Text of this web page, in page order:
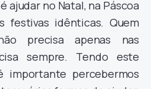
ajudar no Natal, na Páscoa
festivas idênticas. Quem
precisa apenas nas
sempre. Tendo este
importante percebermos